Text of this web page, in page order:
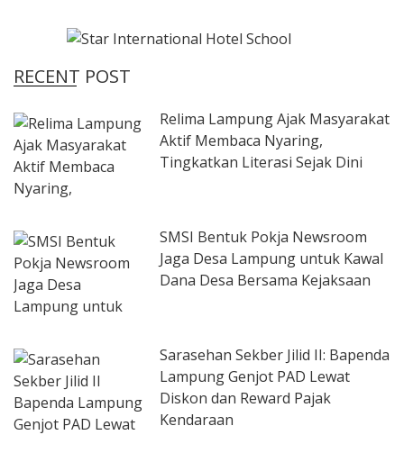
RECENT POST
Relima Lampung Ajak Masyarakat
Aktif Membaca Nyaring,
Tingkatkan Literasi Sejak Dini
SMSI Bentuk Pokja Newsroom
Jaga Desa Lampung untuk Kawal
Dana Desa Bersama Kejaksaan
Sarasehan Sekber Jilid II: Bapenda
Lampung Genjot PAD Lewat
Diskon dan Reward Pajak
Kendaraan